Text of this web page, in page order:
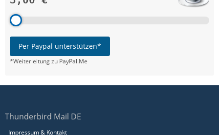
Per Paypal unterstützen*
*Weiterleitung zu PayPal.Me
Thunderbird Mail DE
Impressum & Kontakt